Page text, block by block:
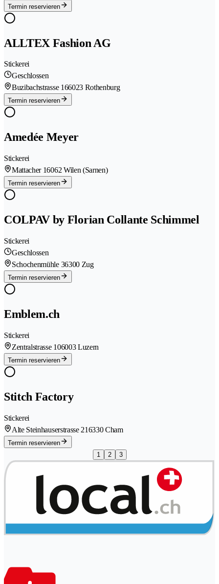
Termin reservieren
ALLTEX Fashion AG
Stickerei
Geschlossen
Buzibachstrasse 166023 Rothenburg
Termin reservieren
Amedée Meyer
Stickerei
Mattacher 16062 Wilen (Sarnen)
Termin reservieren
COLPAV by Florian Collante Schimmel
Stickerei
Geschlossen
Schochenmühle 36300 Zug
Termin reservieren
Emblem.ch
Stickerei
Zentralstrasse 106003 Luzern
Termin reservieren
Stitch Factory
Stickerei
Alte Steinhauserstrasse 216330 Cham
Termin reservieren
1
2 3